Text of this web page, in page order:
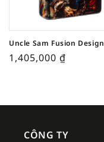
Uncle Sam Fusion Design
1,405,000 ₫
CÔNG TY